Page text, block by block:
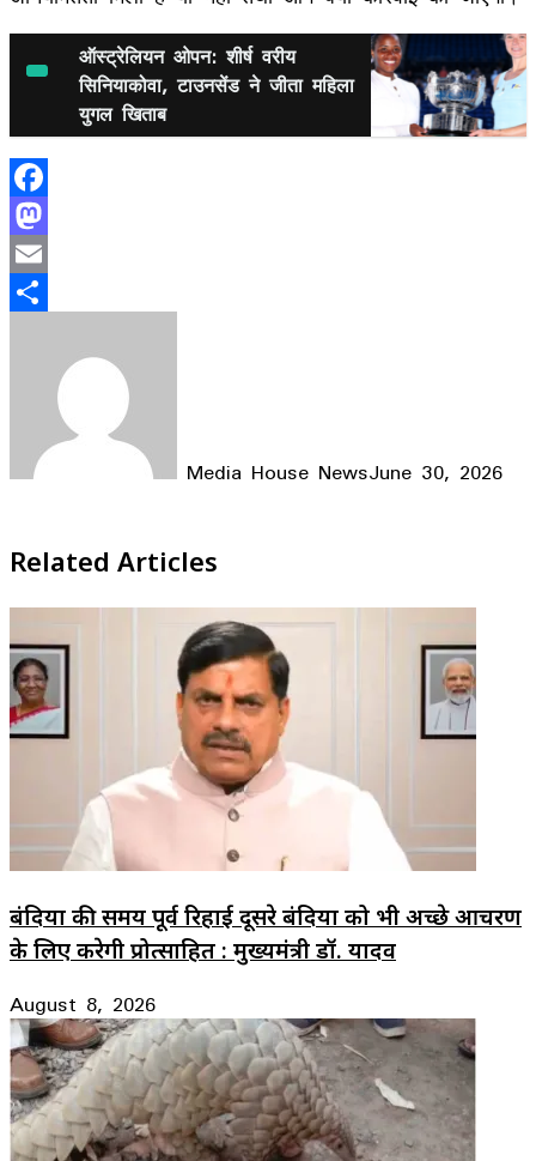
ऑस्ट्रेलियन ओपन: शीर्ष वरीय
सिनियाकोवा, टाउनसेंड ने जीता महिला
युगल खिताब
Facebook
Mastodon
Email
Media House NewsJune 30, 2026
Related Articles
बंदियों की समय पूर्व रिहाई दूसरे बंदियों को भी अच्छे आचरण
के लिए करेगी प्रोत्साहित : मुख्यमंत्री डॉ. यादव
August 8, 2026